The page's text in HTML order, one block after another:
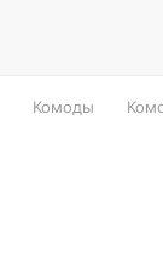
Комоды